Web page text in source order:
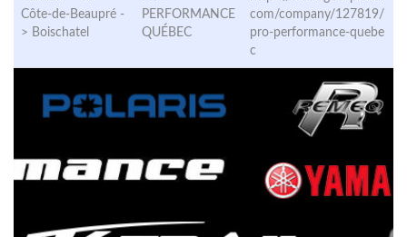
Côte-de-Beaupré -
> Boischatel
PERFORMANCE
QUÉBEC
com/company/127819/
pro-performance-quebe
c